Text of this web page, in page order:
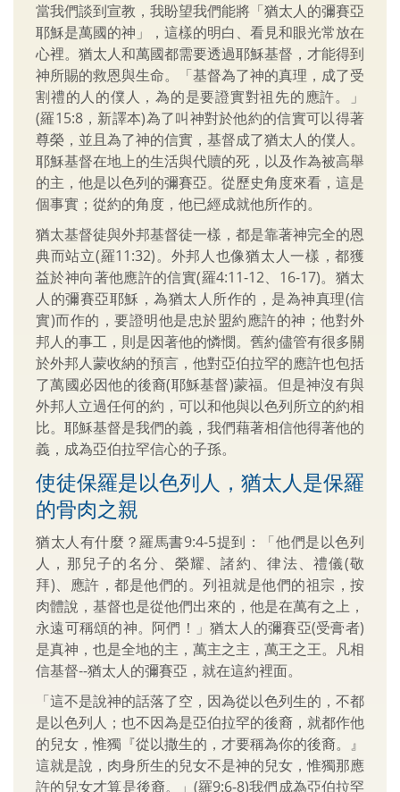
當我們談到宣教，我盼望我們能將「猶太人的彌賽亞
耶穌是萬國的神」，這樣的明白、看見和眼光常放在
心裡。猶太人和萬國都需要透過耶穌基督，才能得到
神所賜的救恩與生命。「基督為了神的真理，成了受
割禮的人的僕人，為的是要證實對祖先的應許。」
(羅15:8，新譯本)為了叫神對於他約的信實可以得著
尊榮，並且為了神的信實，基督成了猶太人的僕人。
耶穌基督在地上的生活與代贖的死，以及作為被高舉
的主，他是以色列的彌賽亞。從歷史角度來看，這是
個事實；從約的角度，他已經成就他所作的。
猶太基督徒與外邦基督徒一樣，都是靠著神完全的恩
典而站立(羅11:32)。外邦人也像猶太人一樣，都獲
益於神向著他應許的信實(羅4:11-12、16-17)。猶太
人的彌賽亞耶穌，為猶太人所作的，是為神真理(信
實)而作的，要證明他是忠於盟約應許的神；他對外
邦人的事工，則是因著他的憐憫。舊約儘管有很多關
於外邦人蒙收納的預言，他對亞伯拉罕的應許也包括
了萬國必因他的後裔(耶穌基督)蒙福。但是神沒有與
外邦人立過任何的約，可以和他與以色列所立的約相
比。耶穌基督是我們的義，我們藉著相信他得著他的
義，成為亞伯拉罕信心的子孫。
使徒保羅是以色列人，猶太人是保羅
的骨肉之親
猶太人有什麼？羅馬書9:4-5提到：「他們是以色列
人，那兒子的名分、榮耀、諸約、律法、禮儀(敬
拜)、應許，都是他們的。列祖就是他們的祖宗，按
肉體說，基督也是從他們出來的，他是在萬有之上，
永遠可稱頌的神。阿們！」猶太人的彌賽亞(受膏者)
是真神，也是全地的主，萬主之主，萬王之王。凡相
信基督--猶太人的彌賽亞，就在這約裡面。
「這不是說神的話落了空，因為從以色列生的，不都
是以色列人；也不因為是亞伯拉罕的後裔，就都作他
的兒女，惟獨『從以撒生的，才要稱為你的後裔。』
這就是說，肉身所生的兒女不是神的兒女，惟獨那應
許的兒女才算是後裔。」(羅9:6-8)我們成為亞伯拉罕